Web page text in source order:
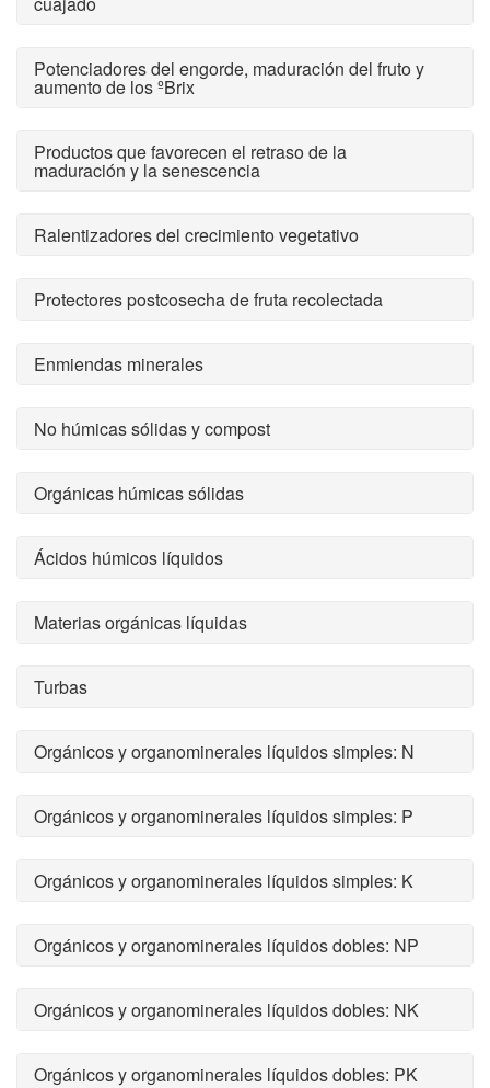
Potenciadores del engorde, maduración del fruto y
aumento de los ºBrix
Productos que favorecen el retraso de la
maduración y la senescencia
Ralentizadores del crecimiento vegetativo
Protectores postcosecha de fruta recolectada
Enmiendas minerales
No húmicas sólidas y compost
Orgánicas húmicas sólidas
Ácidos húmicos líquidos
Materias orgánicas líquidas
Turbas
Orgánicos y organominerales líquidos simples: N
Orgánicos y organominerales líquidos simples: P
Orgánicos y organominerales líquidos simples: K
Orgánicos y organominerales líquidos dobles: NP
Orgánicos y organominerales líquidos dobles: NK
Orgánicos y organominerales líquidos dobles: PK